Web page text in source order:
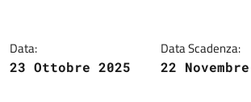
Data:
23 Ottobre 2025
Data Scadenza:
22